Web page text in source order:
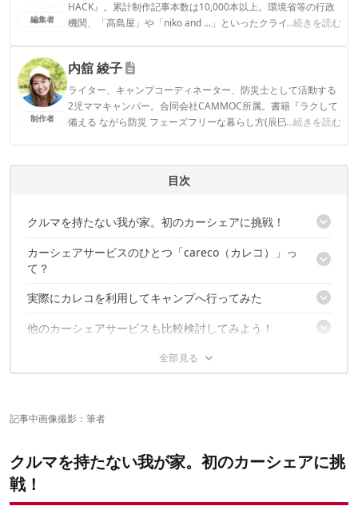
編集者
HACK』。累計制作記事本数は10,000本以上。環境省等の行政
機関、「髙島屋」や「niko and ...」といったクライアントとの
...続きを読む
CAMP HACK編集部のプロフィール
制作者
内舘 綾子
ライター、キャンプコーディネーター、防災士として活動する
2児ママキャンパー。合同会社CAMMOC所属。書籍『ラクして
備える ながら防災 フェーズフリーな暮らし方(辰巳出版)』『う
す！▶2016年～CAMP HACKライター
...続きを読む
目次
クルマを持たない我が家。初のカーシェアに挑戦！
カーシェアも色んな種類が出てきた
カーシェアサービスのひとつ「careco（カレコ）」っ
て？
安く、気軽に、色んなクルマをカーシェアできる
渋滞やトラブルにあった時どうする？
カーシェアはこんな人におすすめ
実際にカレコを利用してキャンプへ行ってみた
レンタカーと料金を比べてみて
ジュニアシート完備で安心！だけど……
他のカーシェアサービスも比較検討してみよう！
利用頻度が高い人におすすめ！「タイムズカープラス」
珍しい車に乗るなら「Anyca（エニカ）」
今度のキャンプはどの車で行こう
記事中画像撮影：筆者
クルマを持たない我が家。初のカーシェアに挑
戦！